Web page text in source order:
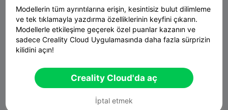
00:12
30.10MB İlgili 3D Model
6
Modellerin tüm ayrıntılarına erişin, kesintisiz bulut dilimleme
ve tek tıklamayla yazdırma özelliklerinin keyfini çıkarın.
Modellerle etkileşime geçerek özel puanlar kazanın ve
sadece Creality Cloud Uygulamasında daha fazla sürprizin
kilidini açın!
Creality Cloud'da aç
İptal etmek